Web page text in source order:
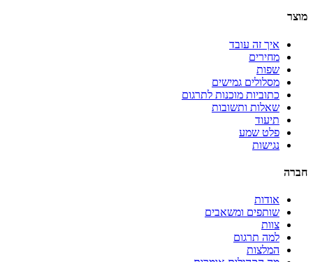
מוצר
איך זה עובד
מחירים
שפות
מסלולים גמישים
כתוביות מוכנות לתרגום
שאלות ותשובות
תיעוד
פלט שמע
נגישות
חברה
אודות
שותפים ומשאבים
צוות
למה תרגום
המלצות